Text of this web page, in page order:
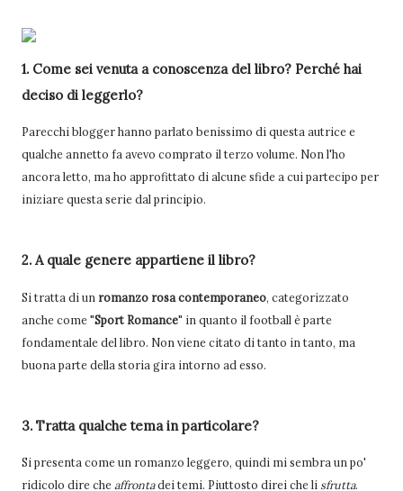
1. Come sei venuta a conoscenza del libro? Perché hai
deciso di leggerlo?
Parecchi blogger hanno parlato benissimo di questa autrice e
qualche annetto fa avevo comprato il terzo volume. Non l'ho
ancora letto, ma ho approfittato di alcune sfide a cui partecipo per
iniziare questa serie dal principio.
2. A quale genere appartiene il libro?
Si tratta di un romanzo rosa contemporaneo, categorizzato
anche come "Sport Romance" in quanto il football è parte
fondamentale del libro. Non viene citato di tanto in tanto, ma
buona parte della storia gira intorno ad esso.
3. Tratta qualche tema in particolare?
Si presenta come un romanzo leggero, quindi mi sembra un po'
ridicolo dire cheaffrontadei temi. Piuttosto direi che lisfrutta.